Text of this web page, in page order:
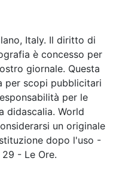
Italy. Il diritto di
è concesso per
giornale. Questa
per scopi pubblicitari
per le
didascalia. World
un originale
dopo l'uso -
- Le Ore.